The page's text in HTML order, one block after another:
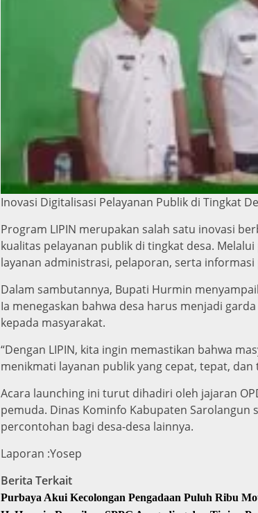
Inovasi Digitalisasi Pelayanan Publik di Tingkat
Program LIPIN merupakan salah satu inovasi
kualitas pelayanan publik di tingkat desa.
layanan administrasi, pelaporan, serta
Dalam sambutannya, Bupati Hurmin
Ia menegaskan bahwa desa harus menjadi
kepada masyarakat.
“Dengan LIPIN, kita ingin memastikan bahwa
menikmati layanan publik yang cepat, tepat,
Acara launching ini turut dihadiri oleh jajaran
pemuda. Dinas Kominfo Kabupaten Sarolangun
percontohan bagi desa-desa lainnya.
Laporan :Yosep
Berita Terkait
Purbaya Akui Kecolongan Pengadaan Puluh Ribu